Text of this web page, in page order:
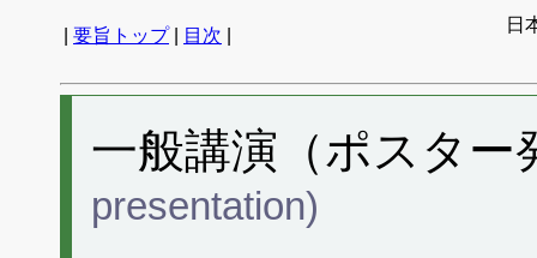
要旨トップ| 目次
日
一般講演（ポスタ
presentation)